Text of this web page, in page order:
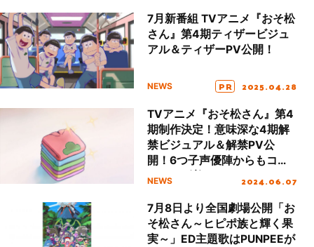
7月新番組 TVアニメ『おそ松
さん』第4期ティザービジュ
アル＆ティザーPV公開！
NEWS PR 2025.04.28
TVアニメ『おそ松さん』第4
期制作決定！意味深な4期解
禁ビジュアル＆解禁PV公
開！6つ子声優陣からもコメ
ントも到着！
NEWS 2024.06.07
7月8日より全国劇場公開「お
そ松さん～ヒピポ族と輝く果
実～」ED主題歌はPUNPEEが